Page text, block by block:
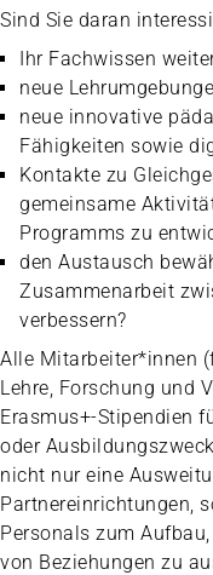
Sind Sie daran
Ihr Fachwissen
neue
neue innovative
Fähigkeiten sowie
Kontakte zu
gemeinsame
Programms zu
den Austausch
Zusammenarbeit
verbessern?
Alle Mitarbeiter*innen
Lehre, Forschung und
Erasmus+-Stipendien
oder
nicht nur eine
Partnereinrichtungen,
Personals zum
von Beziehungen zu